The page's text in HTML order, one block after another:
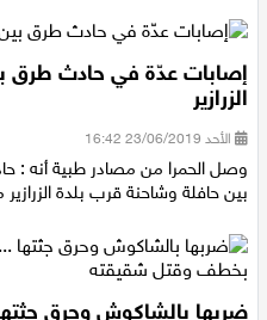
اقتصاد
مقالات
مطبخ
صحة وطب
مجلة الحمرا
جمال وازياء
إصابات عدّة في حادث طرق
الزرازير
الأحد 23/06/2019 16:42
وصل الحمرا من مصادر طبية أنه :